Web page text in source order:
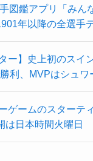
図鑑アプリ「みん
年以降の全選手
ー】史上初のス
利、MVPはシュワ
ゲームのスターテ
は日本時間火曜日